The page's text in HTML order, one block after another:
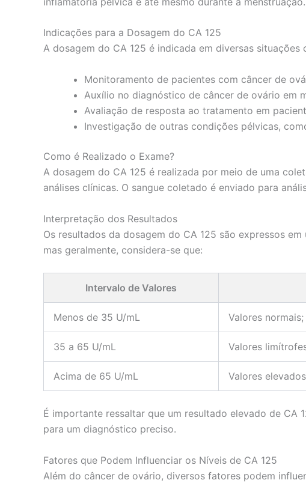
Indicações para a Dosagem do CA 125
A dosagem do CA 125 é indicada em diversas situações
Monitoramento de pacientes com câncer de
Auxílio no diagnóstico de câncer de ovário em
Avaliação de resposta ao tratamento em
Investigação de outras condições pélvicas,
Como é Realizado o Exame?
A dosagem do CA 125 é realizada por meio de uma
análises clínicas. O sangue coletado é enviado para
Interpretação dos Resultados
Os resultados da dosagem do CA 125 são expressos
mas geralmente, considera-se que:
Intervalo de Valores
Menos de 35 U/mL Valores
35 a 65 U/mL Valores
Acima de 65 U/mL Valores
É importante ressaltar que um resultado elevado de CA
para um diagnóstico preciso.
Fatores que Podem Influenciar os Níveis de CA 125
Além do câncer de ovário, diversos fatores podem